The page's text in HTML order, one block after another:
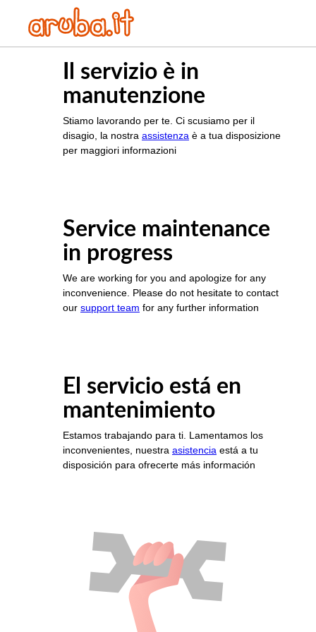
Il servizio è in
manutenzione
Stiamo lavorando per te. Ci scusiamo per il
disagio, la nostra assistenza è a tua disposizione
per maggiori informazioni
Service maintenance
in progress
We are working for you and apologize for any
inconvenience. Please do not hesitate to contact
our support team for any further information
El servicio está en
mantenimiento
Estamos trabajando para ti. Lamentamos los
inconvenientes, nuestra asistencia está a tu
disposición para ofrecerte más información